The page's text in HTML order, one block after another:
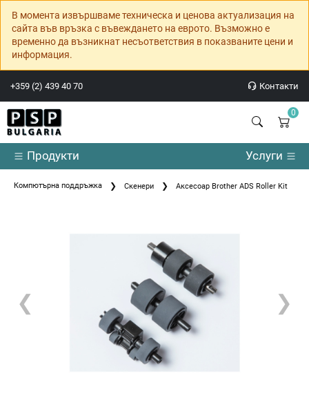
В момента извършваме техническа и ценова актуализация на
сайта във връзка с въвеждането на еврото. Възможно е
временно да възникнат несъответствия в показваните цени и
информация.
+359 (2) 439 40 70 Контакти
0
Продукти Услуги
Компютърна поддръжка Скенери Аксесоар Brother ADS Roller Kit
❮ ❯